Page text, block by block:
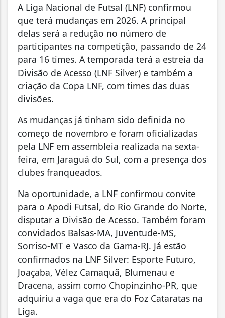
A Liga Nacional de Futsal (LNF) confirmou
que terá mudanças em 2026. A principal
delas será a redução no número de
participantes na competição, passando de 24
para 16 times. A temporada terá a estreia da
Divisão de Acesso (LNF Silver) e também a
criação da Copa LNF, com times das duas
divisões.
As mudanças já tinham sido definida no
começo de novembro e foram oficializadas
pela LNF em assembleia realizada na sexta-
feira, em Jaraguá do Sul, com a presença dos
clubes franqueados.
Na oportunidade, a LNF confirmou convite
para o Apodi Futsal, do Rio Grande do Norte,
disputar a Divisão de Acesso. Também foram
convidados Balsas-MA, Juventude-MS,
Sorriso-MT e Vasco da Gama-RJ. Já estão
confirmados na LNF Silver: Esporte Futuro,
Joaçaba, Vélez Camaquã, Blumenau e
Dracena, assim como Chopinzinho-PR, que
adquiriu a vaga que era do Foz Cataratas na
Liga.